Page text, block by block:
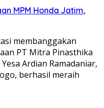
MPM Honda Jatim,
membanggakan
PT Mitra Pinasthika
Ardian Ramadaniar,
berhasil meraih